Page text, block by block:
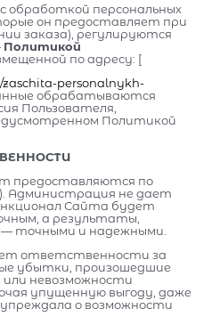
обработкой персональных
он предоставляет при
заказа), регулируются
Политикой
по адресу: [
personalnykh-
обрабатываются
Пользователя,
Политикой
предоставляются по
Администрация не дает
Сайта будет
а результаты,
— точными и надежными.
ответственности за
убытки, произошедшие
или невозможности
упущенную выгоду, даже
о возможности